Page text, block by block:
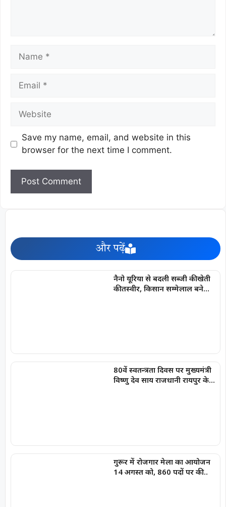
Save my name, email, and website in this
browser for the next time I comment.
और पढ़ें
नैनो यूरिया से बदली सब्जी की खेती
की तस्वीर, किसान सम्मेलाल बने
80वें स्वतन्त्रता दिवस पर मुख्यमंत्री
विष्णु देव साय राजधानी रायपुर के
गुरूर में रोजगार मेला का आयोजन
14 अगस्त को, 860 पदों पर की